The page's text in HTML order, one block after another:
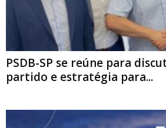
PSDB-SP se reúne para
partido e estratégia para...